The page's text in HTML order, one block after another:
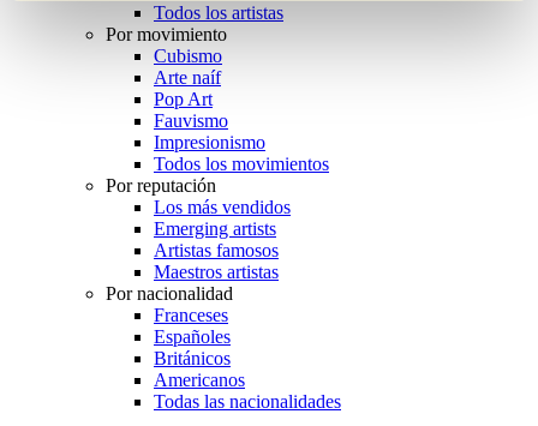
Todos los artistas
Por movimiento
Cubismo
Arte naíf
Pop Art
Fauvismo
Impresionismo
Todos los movimientos
Por reputación
Los más vendidos
Emerging artists
Artistas famosos
Maestros artistas
Por nacionalidad
Franceses
Españoles
Británicos
Americanos
Todas las nacionalidades